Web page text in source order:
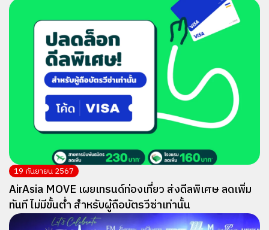
19 กันยายน 2567
AirAsia MOVE เผยเทรนด์ท่องเที่ยว ส่งดีลพิเศษ ลดเพิ่ม
ทันที ไม่มีขั้นต่ำ สำหรับผู้ถือบัตรวีซ่าเท่านั้น